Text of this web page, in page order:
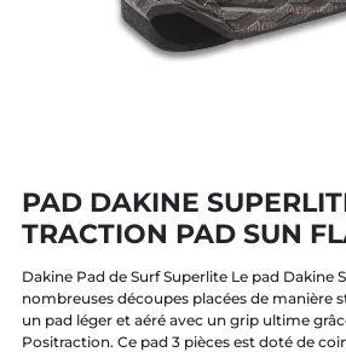
PAD DAKINE
TRACTION PAD SUN
Dakine Pad de Surf Superlite Le pad Dakine
nombreuses découpes placées de manière
un pad léger et aéré avec un grip ultime
Positraction. Ce pad 3 pièces est doté de